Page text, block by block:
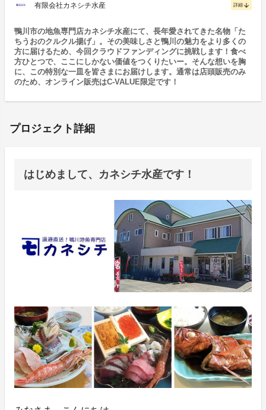
有限会社カネシチ水産 詳細 arrow_downward
鴨川市の地魚専門店カネシチ水産にて、長年愛されてきた名物「た
ちうおのクルクル揚げ」。その美味しさと鴨川の魅力をより多くの
方に届けるため、今回クラウドファンディングに挑戦します！食べ
方ひとつで、ここにしかない価値をつくりたいー。そんな想いを胸
に、この特別な一皿を皆さまにお届けします。通常は店頭販売のみ
のため、オンライン販売はC-VALUE限定です！
プロジェクト詳細
はじめまして、カネシチ水産です！